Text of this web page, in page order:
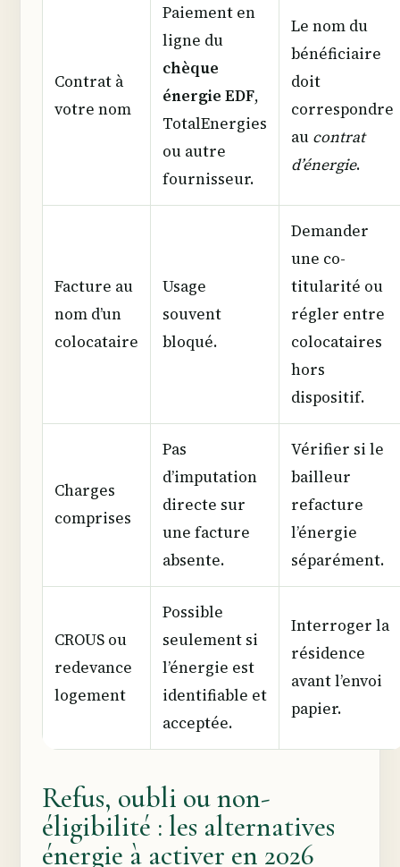
Contrat à
votre nom
Paiement en
ligne du
chèque
énergie EDF,
TotalEnergies
ou autre
fournisseur.
Le nom du
bénéficiaire
doit
correspondre
au contrat
d’énergie.
Facture au
nom d’un
colocataire
Usage
souvent
bloqué.
Demander
une co-
titularité ou
régler entre
colocataires
hors
dispositif.
Charges
comprises
Pas
d’imputation
directe sur
une facture
absente.
Vérifier si le
bailleur
refacture
l’énergie
séparément.
CROUS ou
redevance
logement
Possible
seulement si
l’énergie est
identifiable et
acceptée.
Interroger la
résidence
avant l’envoi
papier.
Refus, oubli ou non-
éligibilité : les alternatives
énergie à activer en 2026